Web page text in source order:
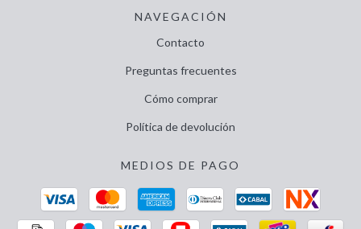
NAVEGACIÓN
Contacto
Preguntas frecuentes
Cómo comprar
Política de devolución
MEDIOS DE PAGO